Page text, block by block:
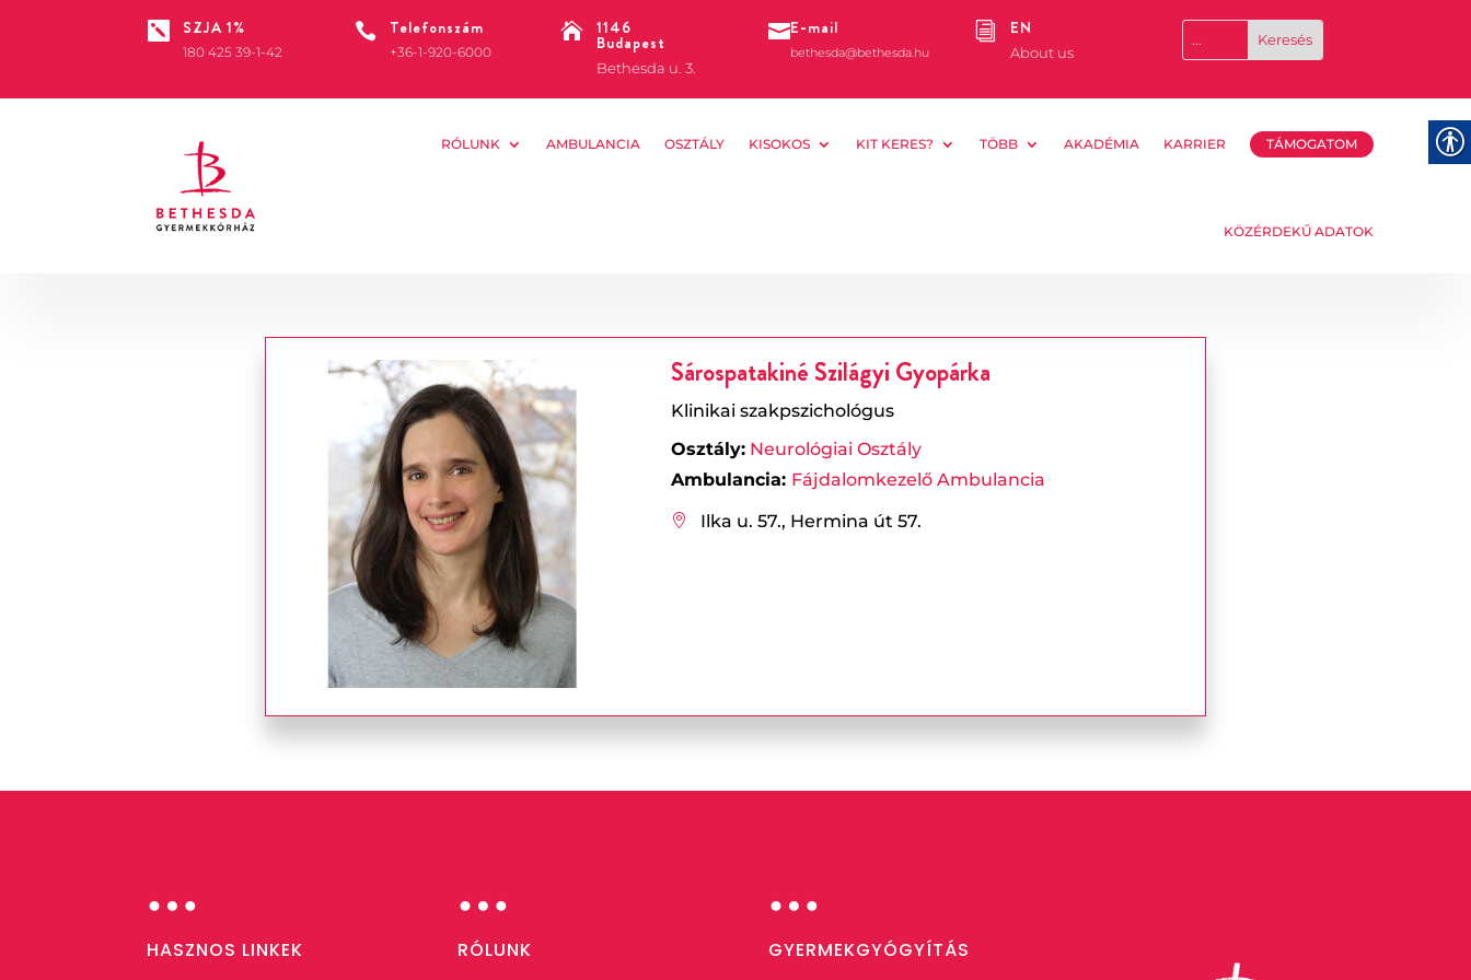
 SZJA 1%
180 425 39-1-42
 Telefonszám
+36-1-920-6000
 1146
Budapest
Bethesda u. 3.
E-mail
bethesda@bethesda.hu
i EN
About us
RÓLUNK AMBULANCIA OSZTÁLY KISOKOS KIT KERES? TÖBB AKADÉMIA KARRIER TÁMOGATOM
KÖZÉRDEKŰ ADATOK
Sárospatakiné Szilágyi Gyopárka
Klinikai szakpszichológus
Osztály: Neurológiai Osztály
Ambulancia: Fájdalomkezelő Ambulancia
 Ilka u. 57., Hermina út 57.
…
HASZNOS LINKEK
…
RÓLUNK
…
GYERMEKGYÓGYÍTÁS